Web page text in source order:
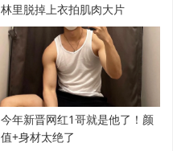
林里脱掉上衣拍肌肉大片
今年新晋网红1哥就是他了！颜
值+身材太绝了